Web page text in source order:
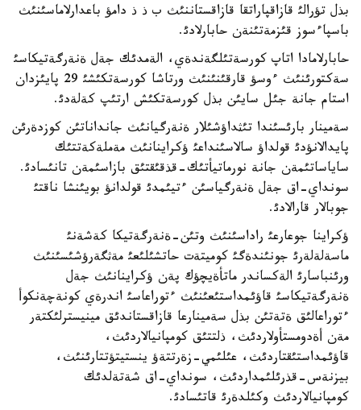
بذل تؤرالئ قازاقپاراتقا قازاقستاننئث ب ذ ذ دامؤ باعدارلاماسئنئث
باسپاءسوز قئزمةتئنةن حابارلادئ.
حابارلامادا اتاپ كورسةتئلگةندةي، الةمدئك جةل ةنةرگةتيكاسئ
سةكتورئنئث ءوسؤ قارقئنئنئث ورتاشا كورسةتكئشئ 29 پايئزدان
استام جانة جئل سايئن بذل كورسةتكئش ارتئپ كةلةدئ.
سةمينار بارئسئندا تئثداؤشئلار ةنةرگيانئث جانداناتئن كوزدةرئن
پايدالانؤدئ قولداؤ سالاسئنداعئ ؤكراينانئث مةملةكةتتئك
ساياساتئمةن جانة نورماتيأتئك-قذقئقتئق بازاسئمةن تانئسادئ.
سونداي-اق جةل ةنةرگياسئن ءتيئمدئ قولدانؤ بويئنشا ناقتئ
جوبالار قارالادئ.
ؤكراينا جوعارعئ راداسئنئث وتئن-ةنةرگةتيكا كةشةنئ
ماسةلةلةرئ جونئندةگئ كوميتةت حاتشئلئعئ مةثگةرؤشئسئنئث
ورئنباسارئ الةكساندر ماتأةيچؤك پةن ؤكراينانئث جةل
ةنةرگةتيكاسئ قاؤئمداستئعئنئث ءتوراعاسئ اندرةي كونةچةنكوأ
ءتوراعالئق ةتةتئن بذل سةمينارعا قازاقستاندئق مينيسترلئكتةر
مةن أةدومستأولاردئث، ذلتتئق كومپانيالاردئث،
قاؤئمداستئقتاردئث، عئلئمي-زةرتتةؤ ينستيتؤتتارئنئث،
بيزنةس-قذرئلئمداردئث، سونداي-اق شةتةلدئك
كومپانيالاردئث وكئلدةرئ قاتئسادئ.